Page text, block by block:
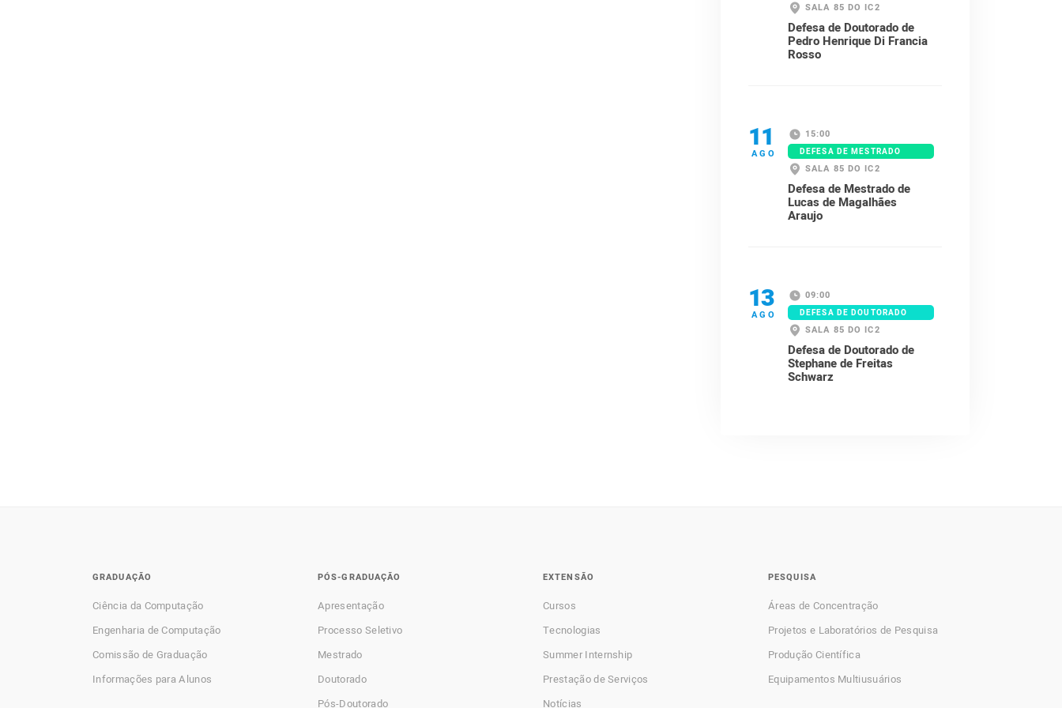
SALA 85 DO IC2
Defesa de Doutorado de
Pedro Henrique Di Francia
Rosso
11
AGO
15:00
DEFESA DE MESTRADO
SALA 85 DO IC2
Defesa de Mestrado de
Lucas de Magalhães
Araujo
13
AGO
09:00
DEFESA DE DOUTORADO
SALA 85 DO IC2
Defesa de Doutorado de
Stephane de Freitas
Schwarz
GRADUAÇÃO
Ciência da Computação
Engenharia de Computação
Comissão de Graduação
Informações para Alunos
PÓS-GRADUAÇÃO
Apresentação
Processo Seletivo
Mestrado
Doutorado
Pós-Doutorado
EXTENSÃO
Cursos
Tecnologias
Summer Internship
Prestação de Serviços
Notícias
PESQUISA
Áreas de Concentração
Projetos e Laboratórios de Pesquisa
Produção Científica
Equipamentos Multiusuários